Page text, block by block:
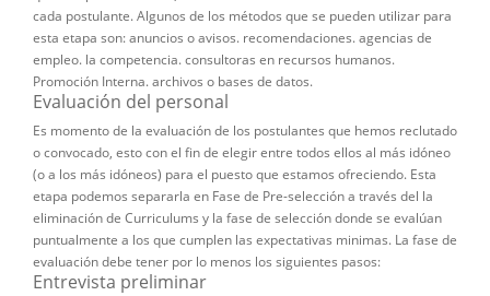
cada postulante. Algunos de los métodos que se pueden utilizar para
esta etapa son: anuncios o avisos. recomendaciones. agencias de
empleo. la competencia. consultoras en recursos humanos.
Promoción Interna. archivos o bases de datos.
Evaluación del personal
Es momento de la evaluación de los postulantes que hemos reclutado
o convocado, esto con el fin de elegir entre todos ellos al más idóneo
(o a los más idóneos) para el puesto que estamos ofreciendo. Esta
etapa podemos separarla en Fase de Pre-selección a través del la
eliminación de Curriculums y la fase de selección donde se evalúan
puntualmente a los que cumplen las expectativas minimas. La fase de
evaluación debe tener por lo menos los siguientes pasos:
Entrevista preliminar